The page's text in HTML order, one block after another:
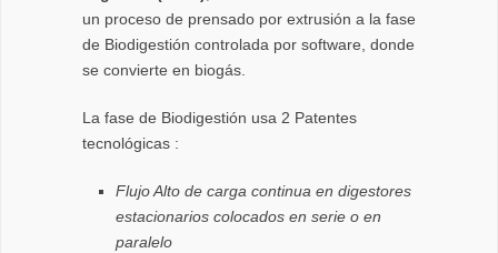
un proceso de prensado por extrusión a la fase
de Biodigestión controlada por software, donde
se convierte en biogás.
La fase de Biodigestión usa 2 Patentes
tecnológicas :
Flujo Alto de carga continua en digestores
estacionarios colocados en serie o en
paralelo